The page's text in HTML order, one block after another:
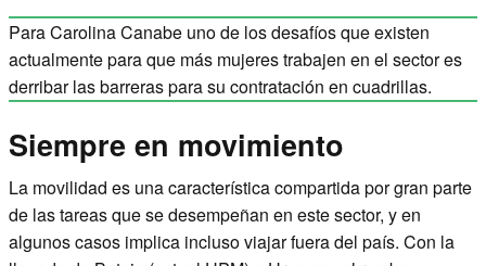
Para Carolina Canabe uno de los desafíos que existen
actualmente para que más mujeres trabajen en el sector es
derribar las barreras para su contratación en cuadrillas.
Siempre en movimiento
La movilidad es una característica compartida por gran parte
de las tareas que se desempeñan en este sector, y en
algunos casos implica incluso viajar fuera del país. Con la